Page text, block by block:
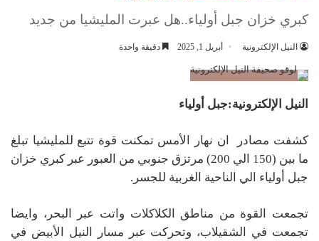
كبري خزان جبل أولياء..هل عبرت المليشيا من جديد
النيل الإلكترونية أبريل 1, 2025 دقيقة واحدة
النيل الإلكترونية:جبل أولياء
كشفت مصادر ان نهار الأمس تمكنت قوة تتبع للمليشيا تبلغ
ما بين (150 الي 200) مرتزق جنوبي من العبور عبر كبري خزان
جبل أولياء الي الناحية الغربية للجسر.
تجمعت القوة من مناطق الكلاكلات واتت عبر البحر، وايضا
تجمعت في الشقيلاب، وتحركت عبر مسار النيل الأبيض في